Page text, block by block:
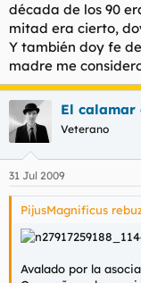
década de los 90
mitad era cierto,
Y también doy fe
madre me
El calamar
Veterano
31 Jul 2009
PijusMagnificus
Avalado por la